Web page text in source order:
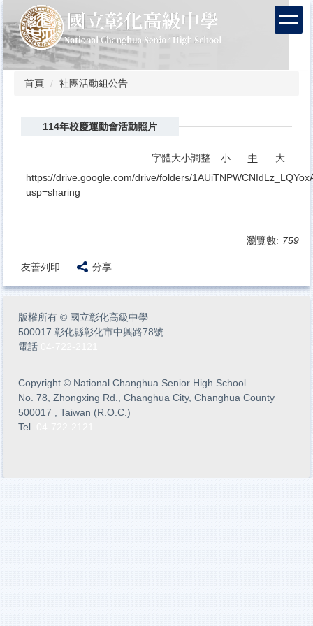
到
主
要
內
首頁 社團活動組公告
114年校慶運動會活動照片
字體大小調整 小 中
大
https://drive.google.com/drive/folders/
usp=sharing
瀏覽數: 759
友善列印 分享
版權所有 © 國立彰化高級中學
500017 彰化縣彰化市中興路78號
電話
Copyright © National Changhua Senior High School
No. 78, Zhongxing Rd., Changhua City, Changhua County
500017 , Taiwan (R.O.C.)
Tel.